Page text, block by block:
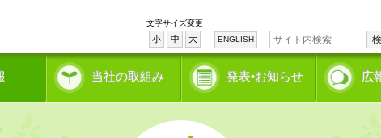
文字サイズ変更
小 中 大 ENGLISH
当社の取組み 発表•お知らせ 広